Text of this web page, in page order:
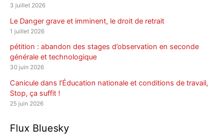
3 juillet 2026
Le Danger grave et imminent, le droit de retrait
1 juillet 2026
pétition : abandon des stages d’observation en seconde
générale et technologique
30 juin 2026
Canicule dans l’Éducation nationale et conditions de travail,
Stop, ça suffit !
25 juin 2026
Flux Bluesky